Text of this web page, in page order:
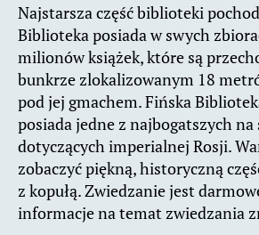
Najstarsza część biblioteki
Biblioteka posiada w swych
milionów książek, które są
bunkrze zlokalizowanym 18
pod jej gmachem. Fińska
posiada jedne z najbogatszych
dotyczących imperialnej Rosji.
zobaczyć piękną, historyczną
z kopułą. Zwiedzanie jest
informacje na temat zwiedzania